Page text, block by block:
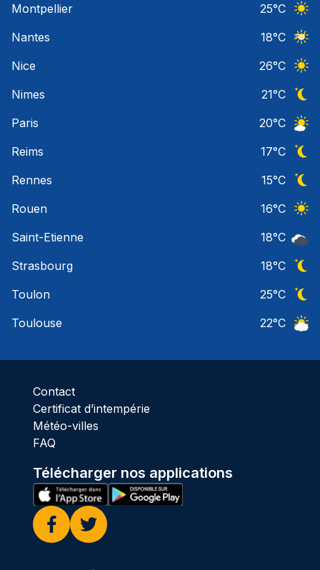
Montpellier
25°C
Nantes
18°C
Nice
26°C
Nimes
21°C
Paris
20°C
Reims
17°C
Rennes
15°C
Rouen
16°C
Saint-Etienne
18°C
Strasbourg
18°C
Toulon
25°C
Toulouse
22°C
Contact
Certificat d’intempérie
Météo-villes
FAQ
Télécharger nos applications
Facebook
Twitter